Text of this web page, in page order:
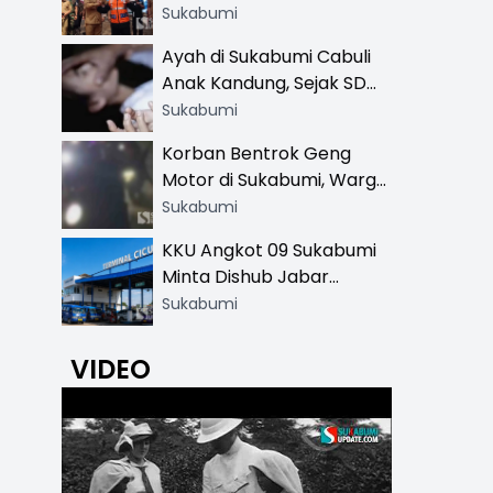
Resmi di 13 Lokasi Wisata,
Khusus
Sukabumi
Ayah di Sukabumi Cabuli
Anak Kandung, Sejak SD
Hingga SMA
Sukabumi
Korban Bentrok Geng
Motor di Sukabumi, Warga
dan Sopir Tangki
Sukabumi
KKU Angkot 09 Sukabumi
Minta Dishub Jabar
Tertibkan Trayek Ciawi-
Sukabumi
VIDEO